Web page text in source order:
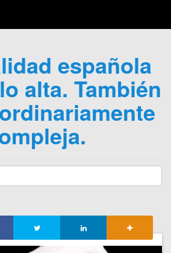
española
alta. También